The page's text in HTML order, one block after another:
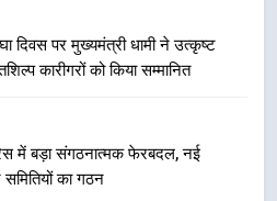
दिवस पर मुख्यमंत्री धामी ने उत्कृष्ट
कारीगरों को किया सम्मानित
में बड़ा संगठनात्मक फेरबदल, नई
समितियों का गठन
सुरक्षा मानकों से कोई समझौता
डीएम
2026ः 01 सितंबर से सजेगा
का प्रदर्शन